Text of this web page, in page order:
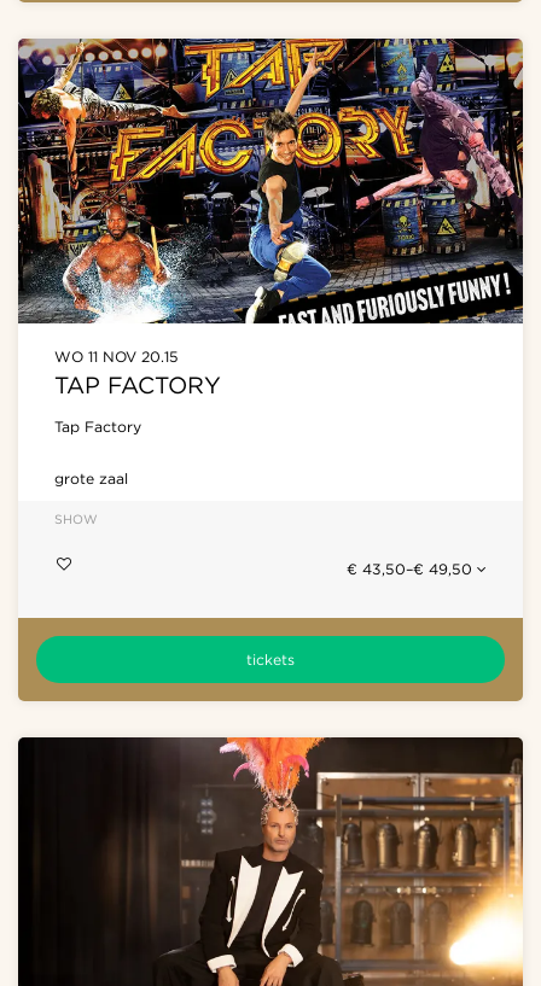
TAP FACTORY
Tap Factory
WO 11 NOV 20.15
grote zaal
SHOW
€ 43,50–€ 49,50
tickets